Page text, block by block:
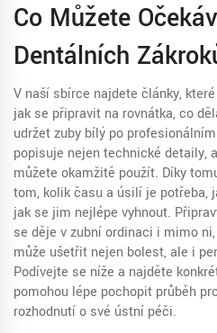
Co Můžete
Dentálních
V naší sbírce najdete články,
jak se připravit na rovnátka, co
udržet zuby bílý po
popisuje nejen technické detaily,
můžete okamžitě použít. Díky
tom, kolik času a úsilí je potřeba,
jak se jim nejlépe vyhnout.
se děje v zubní ordinaci i mimo
může ušetřit nejen bolest, ale i
Podívejte se níže a najděte
pomohou lépe pochopit průběh
rozhodnutí o své ústní péči.